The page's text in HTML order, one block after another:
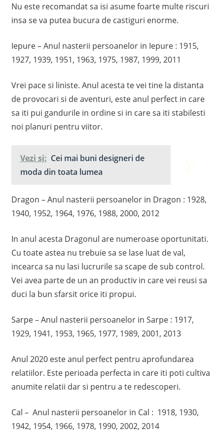
Nu este recomandat sa isi asume foarte multe riscuri
insa se va putea bucura de castiguri enorme.
Iepure – Anul nasterii persoanelor in Iepure : 1915,
1927, 1939, 1951, 1963, 1975, 1987, 1999, 2011
Vrei pace si liniste. Anul acesta te vei tine la distanta
de provocari si de aventuri, este anul perfect in care
sa iti pui gandurile in ordine si in care sa iti stabilesti
noi planuri pentru viitor.
Vezi si: Cei mai buni designeri de
moda din toata lumea
Dragon – Anul nasterii persoanelor in Dragon : 1928,
1940, 1952, 1964, 1976, 1988, 2000, 2012
In anul acesta Dragonul are numeroase oportunitati.
Cu toate astea nu trebuie sa se lase luat de val,
incearca sa nu lasi lucrurile sa scape de sub control.
Vei avea parte de un an productiv in care vei reusi sa
duci la bun sfarsit orice iti propui.
Sarpe – Anul nasterii persoanelor in Sarpe : 1917,
1929, 1941, 1953, 1965, 1977, 1989, 2001, 2013
Anul 2020 este anul perfect pentru aprofundarea
relatiilor. Este perioada perfecta in care iti poti cultiva
anumite relatii dar si pentru a te redescoperi.
Cal – Anul nasterii persoanelor in Cal : 1918, 1930,
1942, 1954, 1966, 1978, 1990, 2002, 2014